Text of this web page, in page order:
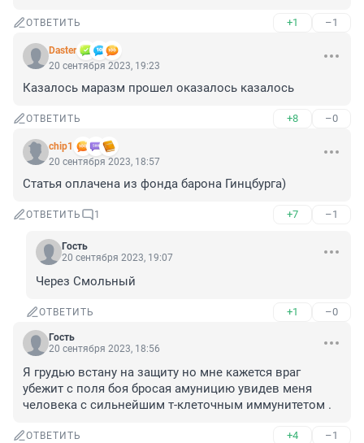
ОТВЕТИТЬ +1 –1
Daster
20 сентября 2023, 19:23
Казалось маразм прошел оказалось казалось
ОТВЕТИТЬ +8 –0
chip1
20 сентября 2023, 18:57
Статья оплачена из фонда барона Гинцбурга)
ОТВЕТИТЬ 1 +7 –1
Гость
20 сентября 2023, 19:07
Через Смольный
ОТВЕТИТЬ +1 –0
Гость
20 сентября 2023, 18:56
Я грудью встану на защиту но мне кажется враг
убежит с поля боя бросая амуницию увидев меня
человека с сильнейшим т-клеточным иммунитетом .
ОТВЕТИТЬ +4 –1